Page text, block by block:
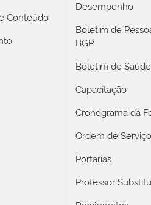
Conteúdo
Desempenho
Boletim de
BGP
Boletim de Saúde
Capacitação
Cronograma da
Ordem de
Portarias
Professor